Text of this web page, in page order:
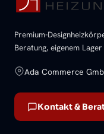
Premium-
Beratung, eigenem
Ada Commerce
Kontakt &